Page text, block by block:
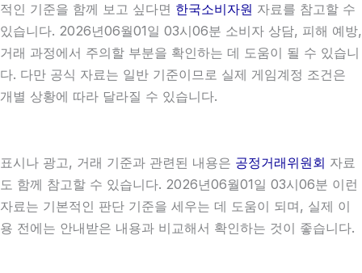
적인 기준을 함께 보고 싶다면 한국소비자원 자료를 참고할 수
있습니다. 2026년06월01일 03시06분 소비자 상담, 피해 예방,
거래 과정에서 주의할 부분을 확인하는 데 도움이 될 수 있습니
다. 다만 공식 자료는 일반 기준이므로 실제 게임계정 조건은
개별 상황에 따라 달라질 수 있습니다.
표시나 광고, 거래 기준과 관련된 내용은 공정거래위원회 자료
도 함께 참고할 수 있습니다. 2026년06월01일 03시06분 이런
자료는 기본적인 판단 기준을 세우는 데 도움이 되며, 실제 이
용 전에는 안내받은 내용과 비교해서 확인하는 것이 좋습니다.